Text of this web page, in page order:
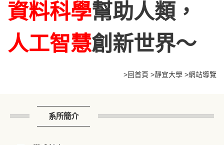
資料科學幫助人類，
人工智慧創新世界～
>回首頁 >靜宜大學 >網站導覽
系所簡介